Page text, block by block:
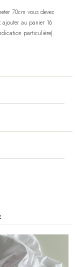
70cm vous devez
ajouter au panier 16
particulière).